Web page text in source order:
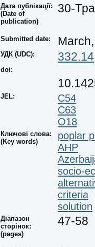
Дата публікації:
(Date of
publication)
30-
Submitted date:
УДК (UDC):
doi:
332.14
JEL:
C54
C63
O18
Ключові слова:
(Key words)
poplar
AHP
socio-
criteria
solution
Діапазон
сторінок:
(pages)
47-58